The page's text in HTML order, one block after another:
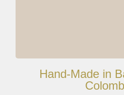
Hand-Made in